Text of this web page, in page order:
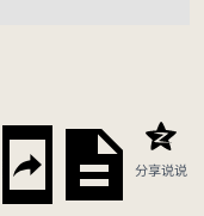
分享说说